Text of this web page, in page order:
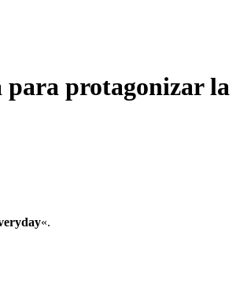
para protagonizar la
«.